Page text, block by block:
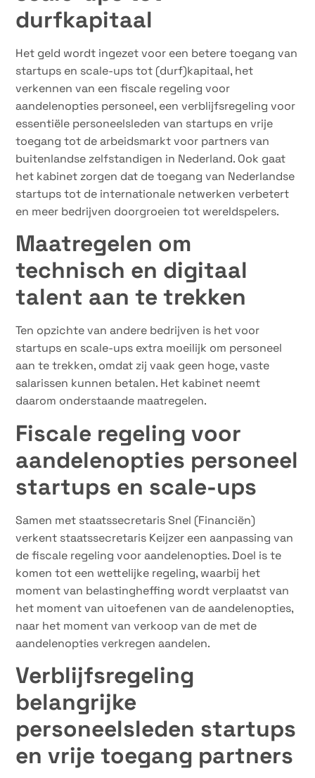
durfkapitaal
Het geld wordt ingezet voor een betere toegang van
startups en scale-ups tot (durf)kapitaal, het
verkennen van een fiscale regeling voor
aandelenopties personeel, een verblijfsregeling voor
essentiële personeelsleden van startups en vrije
toegang tot de arbeidsmarkt voor partners van
buitenlandse zelfstandigen in Nederland. Ook gaat
het kabinet zorgen dat de toegang van Nederlandse
startups tot de internationale netwerken verbetert
en meer bedrijven doorgroeien tot wereldspelers.
Maatregelen om
technisch en digitaal
talent aan te trekken
Ten opzichte van andere bedrijven is het voor
startups en scale-ups extra moeilijk om personeel
aan te trekken, omdat zij vaak geen hoge, vaste
salarissen kunnen betalen. Het kabinet neemt
daarom onderstaande maatregelen.
Fiscale regeling voor
aandelenopties personeel
startups en scale-ups
Samen met staatssecretaris Snel (Financiën)
verkent staatssecretaris Keijzer een aanpassing van
de fiscale regeling voor aandelenopties. Doel is te
komen tot een wettelijke regeling, waarbij het
moment van belastingheffing wordt verplaatst van
het moment van uitoefenen van de aandelenopties,
naar het moment van verkoop van de met de
aandelenopties verkregen aandelen.
Verblijfsregeling
belangrijke
personeelsleden startups
en vrije toegang partners